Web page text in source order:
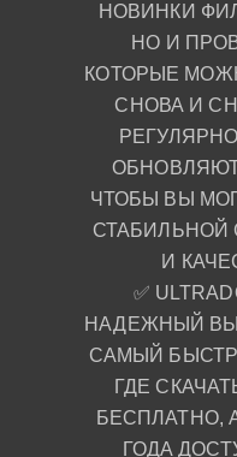
НОВИНКИ
НО И
КОТОРЫЕ
СНОВА И
ЧТОБЫ ВЫ
СТАБИЛЬНОЙ
И
✅
НАДЕЖНЫЙ
САМЫЙ
ГДЕ
БЕСПЛАТНО,
ГОДА